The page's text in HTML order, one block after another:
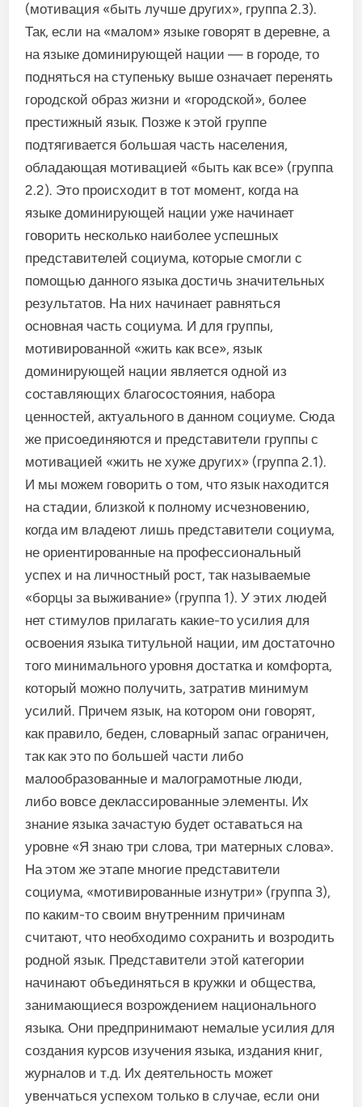
(мотивация «быть лучше других», группа 2.3).
Так, если на «малом» языке говорят в деревне, а
на языке доминирующей нации — в городе, то
подняться на ступеньку выше означает перенять
городской образ жизни и «городской», более
престижный язык. Позже к этой группе
подтягивается большая часть населения,
обладающая мотивацией «быть как все» (группа
2.2). Это происходит в тот момент, когда на
языке доминирующей нации уже начинает
говорить несколько наиболее успешных
представителей социума, которые смогли с
помощью данного языка достичь значительных
результатов. На них начинает равняться
основная часть социума. И для группы,
мотивированной «жить как все», язык
доминирующей нации является одной из
составляющих благосостояния, набора
ценностей, актуального в данном социуме. Сюда
же присоединяются и представители группы с
мотивацией «жить не хуже других» (группа 2.1).
И мы можем говорить о том, что язык находится
на стадии, близкой к полному исчезновению,
когда им владеют лишь представители социума,
не ориентированные на профессиональный
успех и на личностный рост, так называемые
«борцы за выживание» (группа 1). У этих людей
нет стимулов прилагать какие-то усилия для
освоения языка титульной нации, им достаточно
того минимального уровня достатка и комфорта,
который можно получить, затратив минимум
усилий. Причем язык, на котором они говорят,
как правило, беден, словарный запас ограничен,
так как это по большей части либо
малообразованные и малограмотные люди,
либо вовсе деклассированные элементы. Их
знание языка зачастую будет оставаться на
уровне «Я знаю три слова, три матерных слова».
На этом же этапе многие представители
социума, «мотивированные изнутри» (группа 3),
по каким-то своим внутренним причинам
считают, что необходимо сохранить и возродить
родной язык. Представители этой категории
начинают объединяться в кружки и общества,
занимающиеся возрождением национального
языка. Они предпринимают немалые усилия для
создания курсов изучения языка, издания книг,
журналов и т.д. Их деятельность может
увенчаться успехом только в случае, если они